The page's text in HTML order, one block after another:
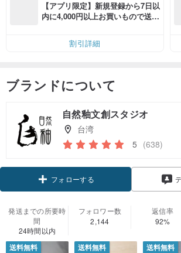
【アプリ限定】新規登録から7日以
内に4,000円以上お買いもので送料
割引詳細
ブランドについて
自然釉文創スタジオ
台湾
5 (638)
フォローする
発送までの所要時
間
24時間以内
フォロワー数
2,144
返信率
92%
送料無料 送料無料 送料無料